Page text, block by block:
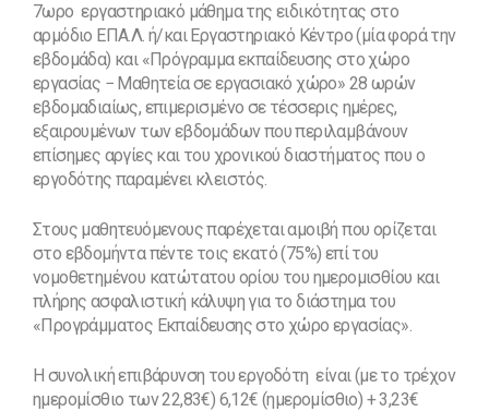
7ωρο εργαστηριακό μάθημα της ειδικότητας στο
αρμόδιο ΕΠΑ.Λ. ή/και Εργαστηριακό Κέντρο (μία φορά την
εβδομάδα) και «Πρόγραμμα εκπαίδευσης στο χώρο
εργασίας − Μαθητεία σε εργασιακό χώρο» 28 ωρών
εβδομαδιαίως, επιμερισμένο σε τέσσερις ημέρες,
εξαιρουμένων των εβδομάδων που περιλαμβάνουν
επίσημες αργίες και του χρονικού διαστήματος που ο
εργοδότης παραμένει κλειστός.
Στους μαθητευόμενους παρέχεται αμοιβή που ορίζεται
στο εβδομήντα πέντε τοις εκατό (75%) επί του
νομοθετημένου κατώτατου ορίου του ημερομισθίου και
πλήρης ασφαλιστική κάλυψη για το διάστημα του
«Προγράμματος Εκπαίδευσης στο χώρο εργασίας».
Η συνολική επιβάρυνση του εργοδότη είναι (με το τρέχον
ημερομίσθιο των 22,83€) 6,12€ (ημερομίσθιο) + 3,23€